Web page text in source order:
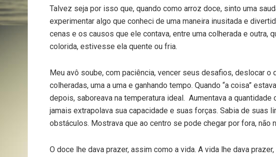
Talvez seja por isso que, quando como arroz doce, sinto uma
experimentar algo que conheci de uma maneira inusitada e
cenas e os causos que ele contava, entre uma colherada e outra,
colorida, estivesse ela quente ou fria.
Meu avô soube, com paciência, vencer seus desafios, deslocar o
colheradas, uma a uma e ganhando tempo. Quando “a coisa”
depois, saboreava na temperatura ideal. Aumentava a
jamais extrapolava sua capacidade e suas forças. Sabia de suas
obstáculos. Mostrava que ao centro se pode chegar por fora, não
O doce lhe dava prazer, assim como a vida. A vida lhe dava